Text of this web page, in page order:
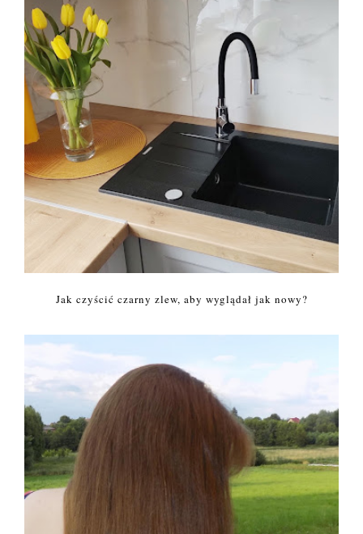
Jak czyścić czarny zlew, aby wyglądał jak nowy?